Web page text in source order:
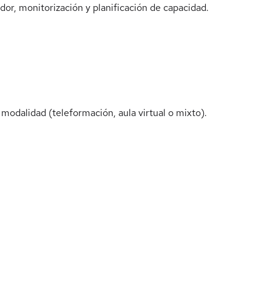
monitorización y planificación de capacidad.
(teleformación, aula virtual o mixto).